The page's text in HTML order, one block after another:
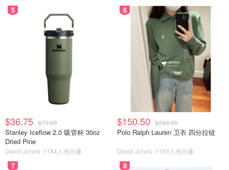
5
$36.75 $70.00
Stanley Iceflow 2.0 吸管杯 30oz
Dried Pine
David Jones 1184人感兴趣
6
$150.50 $269.00
Polo Ralph Lauren 卫衣 四分拉链
David Jones 1159人感兴趣
7 8